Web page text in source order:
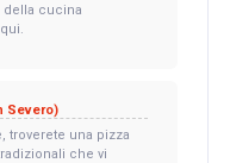
cucina
Severo)
troverete una pizza
che vi